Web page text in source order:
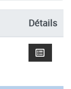
Détails